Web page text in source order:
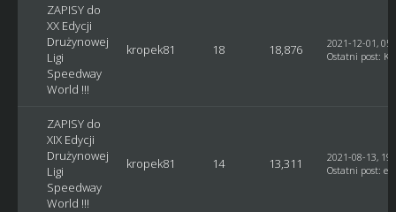
ZAPISY do
XX Edycji
Drużynowej
Ligi
Speedway
World !!!
kropek81 18 18,876
2021-12-01,
Ostatni post:
ZAPISY do
XIX Edycji
Drużynowej
Ligi
Speedway
World !!!
kropek81 14 13,311
2021-08-13,
Ostatni post: